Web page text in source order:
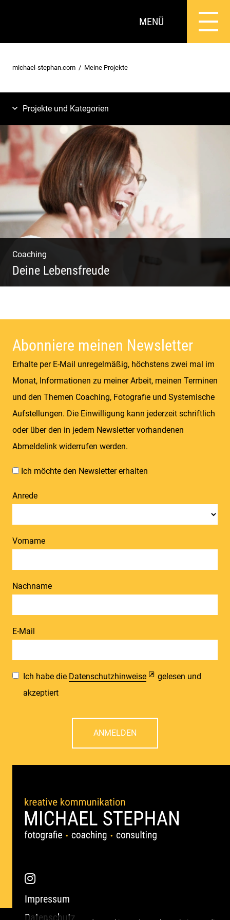
MENÜ
michael-stephan.com Meine Projekte
Projekte und Kategorien
Coaching
Deine Lebensfreude
Abonniere meinen Newsletter
Erhalte per E-Mail unregelmäßig, höchstens zwei mal im
Monat, Informationen zu meiner Arbeit, meinen Terminen
und den Themen Coaching, Fotografie und Systemische
Aufstellungen. Die Einwilligung kann jederzeit schriftlich
oder über den in jedem Newsletter vorhandenen
Abmeldelink widerrufen werden.
Ich möchte den Newsletter erhalten
Anrede
Vorname
Nachname
E-Mail
Ich habe die Datenschutzhinweise
gelesen und
akzeptiert
ANMELDEN
Impressum
Datenschutz